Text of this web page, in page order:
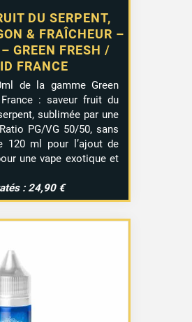
DU SERPENT,
& FRAÎCHEUR –
GREEN FRESH /
FRANCE
de la gamme Green
: saveur fruit du
sublimée par une
PG/VG 50/50, sans
120 ml pour l’ajout de
une vape exotique et
: 24,90 €